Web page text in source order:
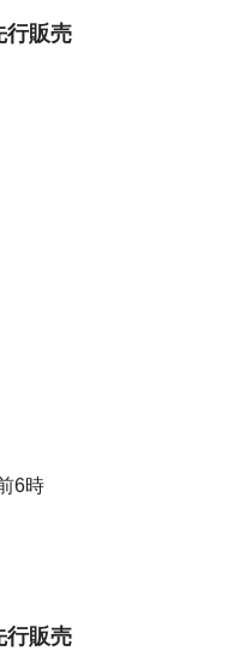
行販売
6時
行販売